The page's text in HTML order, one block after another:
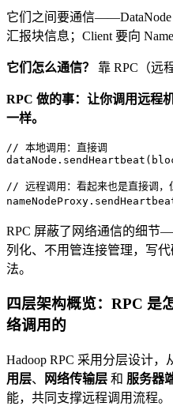
它们之间要通信——DataNode
汇报块信息；Client 要向
它们怎么通信？ 靠 RPC（远
RPC 做的事：让你调用远程
一样。
// 本地调用：直接调
// 远程调用：看起来也是直接调，
RPC 屏蔽了网络通信的细节
列化、不用管连接管理，写
法。
四层架构概览：RPC 是
络调用的
Hadoop RPC 采用分层设计，
用层、 网络传输层 和 服务器
能，共同支撑远程调用流程。